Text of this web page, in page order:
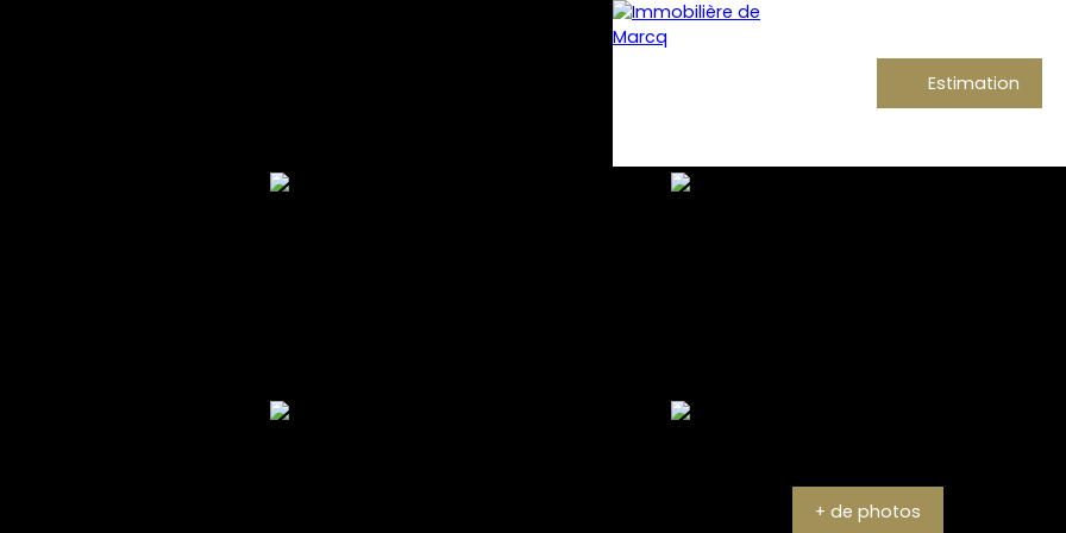
Estimation
+ de photos